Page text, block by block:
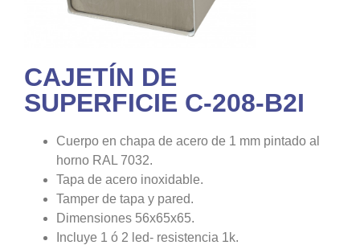
CAJETÍN DE
SUPERFICIE C-208-B2I
Cuerpo en chapa de acero de 1 mm pintado al
horno RAL 7032.
Tapa de acero inoxidable.
Tamper de tapa y pared.
Dimensiones 56x65x65.
Incluye 1 ó 2 led- resistencia 1k.